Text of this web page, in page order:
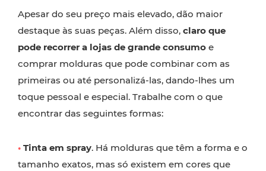
Apesar do seu preço mais elevado, dão maior
destaque às suas peças. Além disso, claro que
pode recorrer a lojas de grande consumo e
comprar molduras que pode combinar com as
primeiras ou até personalizá-las, dando-lhes um
toque pessoal e especial. Trabalhe com o que
encontrar das seguintes formas:
• Tinta em spray. Há molduras que têm a forma e o
tamanho exatos, mas só existem em cores que